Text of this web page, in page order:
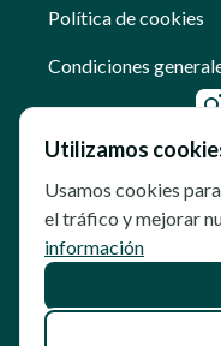
Política de cookies
Condiciones
©
Utilizamos
Usamos cookies
el tráfico y mejorar
información